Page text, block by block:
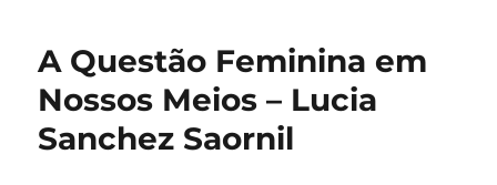
A Questão Feminina em
Nossos Meios – Lucia
Sanchez Saornil